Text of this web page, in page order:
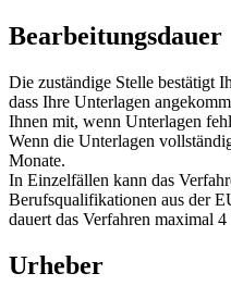
Bearbeitungsdauer
Die zuständige Stelle bestätigt
dass Ihre Unterlagen
Ihnen mit, wenn Unterlagen
Wenn die Unterlagen
Monate.
In Einzelfällen kann das
Berufsqualifikationen aus der
dauert das Verfahren maximal
Urheber